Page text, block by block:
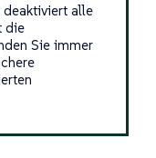
deaktiviert alle
die
Sie immer